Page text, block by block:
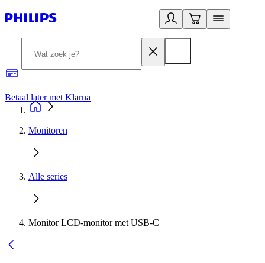
Betaal later met Klarna
Monitoren
Alle series
Monitor LCD-monitor met USB-C